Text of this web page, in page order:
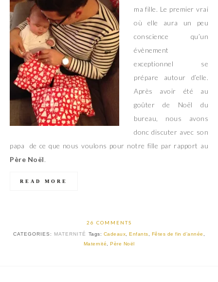
ma fille. Le premier vrai
où elle aura un peu
conscience qu’un
évènement
exceptionnel se
prépare autour d’elle.
Après avoir été au
goûter de Noël du
bureau, nous avons
donc discuter avec son
papa de ce que nous voulons pour notre fille par rapport au
Père Noël.
READ MORE
26 COMMENTS
CATEGORIES: MATERNITÉ Tags: Cadeaux ,Enfants Fêtes de fin d'année
Maternité
Père Noël